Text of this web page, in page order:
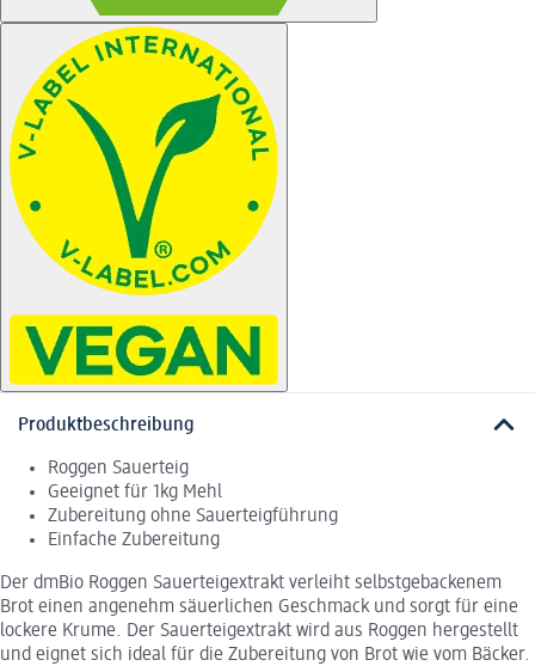
Produktbeschreibung
Roggen Sauerteig
Geeignet für 1kg Mehl
Zubereitung ohne Sauerteigführung
Einfache Zubereitung
Der dmBio Roggen Sauerteigextrakt verleiht selbstgebackenem
Brot einen angenehm säuerlichen Geschmack und sorgt für eine
lockere Krume. Der Sauerteigextrakt wird aus Roggen hergestellt
und eignet sich ideal für die Zubereitung von Brot wie vom Bäcker.